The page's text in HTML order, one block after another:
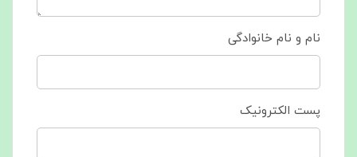
نام و نام خانوادگی
پست الکترونیک